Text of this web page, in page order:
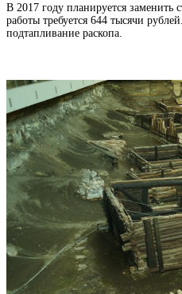
В 2017 году планируется заменить
работы требуется 644 тысячи
подтапливание раскопа.